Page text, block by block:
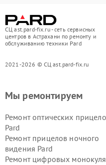
СЦ ast.pard-fix.ru - сеть сервисных
центров в Астрахани по ремонту и
обслуживанию техники Pard
2021-2026 © СЦ ast.pard-fix.ru
Мы ремонтируем
Ремонт оптических
Pard
Ремонт прицелов ночного
видения Pard
Ремонт цифровых